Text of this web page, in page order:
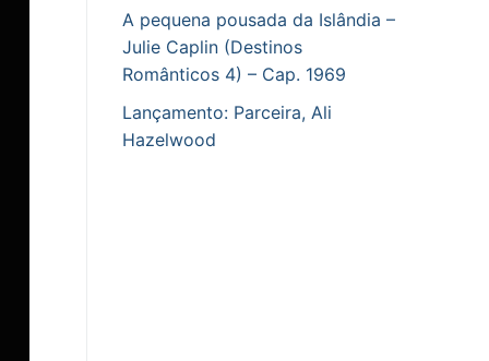
A pequena pousada da Islândia –
Julie Caplin (Destinos
Românticos 4) – Cap. 1969
Lançamento: Parceira, Ali
Hazelwood